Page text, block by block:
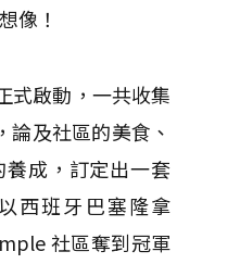
像！
式啟動，一共收集
論及社區的美食、
成，訂定出一套
西班牙巴塞隆拿
社區奪到冠軍